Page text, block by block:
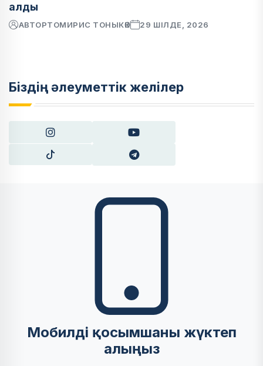
алды
АВТОРТОМИРИС ТОНЫКӨК 29 ШІЛДЕ, 2026
Біздің әлеуметтік желілер
Мобилді қосымшаны жүктеп
алыңыз